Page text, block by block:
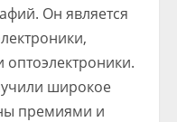
Он является
широкое
премиями и